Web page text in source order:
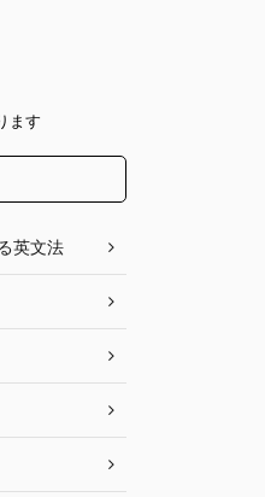
ます
英文法